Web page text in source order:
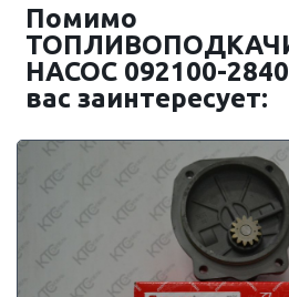
Помимо
НАСОС 092100-
вас заинтересует: